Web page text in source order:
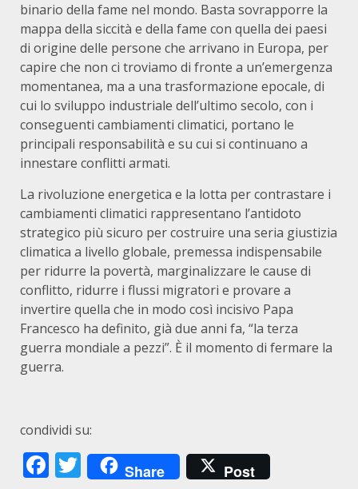
binario della fame nel mondo. Basta sovrapporre la
mappa della siccità e della fame con quella dei paesi
di origine delle persone che arrivano in Europa, per
capire che non ci troviamo di fronte a un’emergenza
momentanea, ma a una trasformazione epocale, di
cui lo sviluppo industriale dell’ultimo secolo, con i
conseguenti cambiamenti climatici, portano le
principali responsabilità e su cui si continuano a
innestare conflitti armati.
La rivoluzione energetica e la lotta per contrastare i
cambiamenti climatici rappresentano l’antidoto
strategico più sicuro per costruire una seria giustizia
climatica a livello globale, premessa indispensabile
per ridurre la povertà, marginalizzare le cause di
conflitto, ridurre i flussi migratori e provare a
invertire quella che in modo così incisivo Papa
Francesco ha definito, già due anni fa, “la terza
guerra mondiale a pezzi”. È il momento di fermare la
guerra.
condividi su:
Facebook
Twitter
Share Post